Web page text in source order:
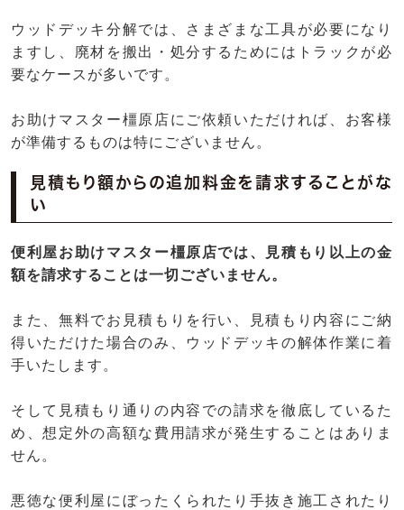
ウッドデッキ分解では、さまざまな工具が必要になり
ますし、廃材を搬出・処分するためにはトラックが必
要なケースが多いです。
お助けマスター橿原店にご依頼いただければ、お客様
が準備するものは特にございません。
見積もり額からの追加料金を請求することがな
い
便利屋お助けマスター橿原店では、見積もり以上の金
額を請求することは一切ございません。
また、無料でお見積もりを行い、見積もり内容にご納
得いただけた場合のみ、ウッドデッキの解体作業に着
手いたします。
そして見積もり通りの内容での請求を徹底しているた
め、想定外の高額な費用請求が発生することはありま
せん。
悪徳な便利屋にぼったくられたり手抜き施工されたり